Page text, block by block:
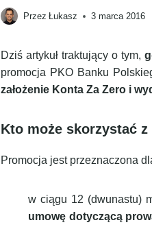
Przez Łukasz 3 marca 2016
Dziś artykuł traktujący o tym,
promocja PKO Banku
założenie Konta Za Zero i
Kto może skorzystać
Promocja jest przeznaczona
w ciągu 12 (dwunastu)
umowę dotyczącą